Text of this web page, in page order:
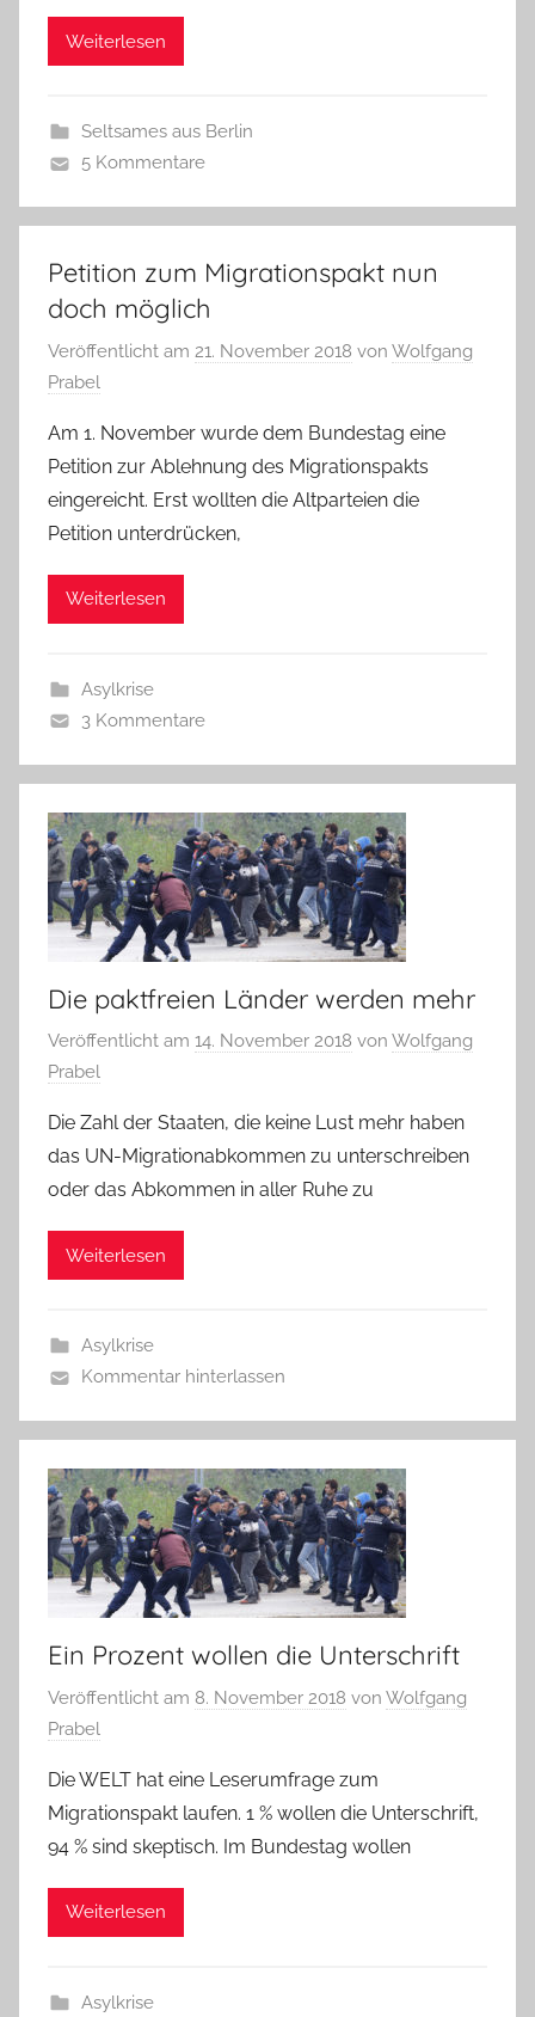
Weiterlesen
Seltsames aus Berlin
5 Kommentare
Petition zum Migrationspakt nun
doch möglich
Veröffentlicht am 21. November 2018 von Wolfgang
Prabel
Am 1. November wurde dem Bundestag eine
Petition zur Ablehnung des Migrationspakts
eingereicht. Erst wollten die Altparteien die
Petition unterdrücken,
Weiterlesen
Asylkrise
3 Kommentare
Die paktfreien Länder werden mehr
Veröffentlicht am 14. November 2018 von Wolfgang
Prabel
Die Zahl der Staaten, die keine Lust mehr haben
das UN-Migrationabkommen zu unterschreiben
oder das Abkommen in aller Ruhe zu
Weiterlesen
Asylkrise
Kommentar hinterlassen
Ein Prozent wollen die Unterschrift
Veröffentlicht am 8. November 2018 von Wolfgang
Prabel
Die WELT hat eine Leserumfrage zum
Migrationspakt laufen. 1 % wollen die Unterschrift,
94 % sind skeptisch. Im Bundestag wollen
Weiterlesen
Asylkrise